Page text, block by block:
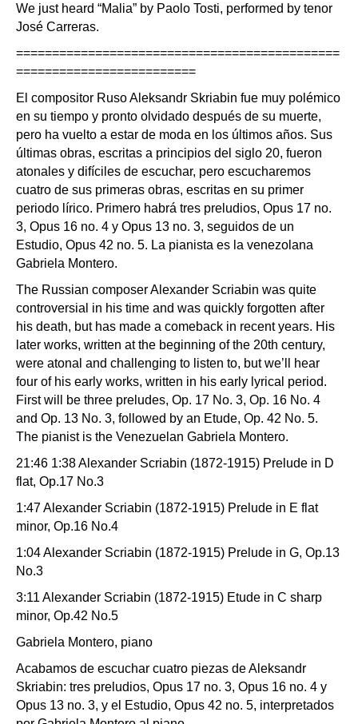
We just heard “Malia” by Paolo Tosti, performed by tenor
José Carreras.
=============================================
=========================
El compositor Ruso Aleksandr Skriabin fue muy polémico
en su tiempo y pronto olvidado después de su muerte,
pero ha vuelto a estar de moda en los últimos años. Sus
últimas obras, escritas a principios del siglo 20, fueron
atonales y difíciles de escuchar, pero escucharemos
cuatro de sus primeras obras, escritas en su primer
periodo lírico. Primero habrá tres preludios, Opus 17 no.
3, Opus 16 no. 4 y Opus 13 no. 3, seguidos de un
Estudio, Opus 42 no. 5. La pianista es la venezolana
Gabriela Montero.
The Russian composer Alexander Scriabin was quite
controversial in his time and was quickly forgotten after
his death, but has made a comeback in recent years. His
later works, written at the beginning of the 20th century,
were atonal and challenging to listen to, but we’ll hear
four of his early works, written in his early lyrical period.
First will be three preludes, Op. 17 No. 3, Op. 16 No. 4
and Op. 13 No. 3, followed by an Etude, Op. 42 No. 5.
The pianist is the Venezuelan Gabriela Montero.
21:46 1:38 Alexander Scriabin (1872-1915) Prelude in D
flat, Op.17 No.3
1:47 Alexander Scriabin (1872-1915) Prelude in E flat
minor, Op.16 No.4
1:04 Alexander Scriabin (1872-1915) Prelude in G, Op.13
No.3
3:11 Alexander Scriabin (1872-1915) Etude in C sharp
minor, Op.42 No.5
Gabriela Montero, piano
Acabamos de escuchar cuatro piezas de Aleksandr
Skriabin: tres preludios, Opus 17 no. 3, Opus 16 no. 4 y
Opus 13 no. 3, y el Estudio, Opus 42 no. 5, interpretados